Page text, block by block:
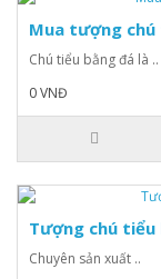
Mua tượng
Chú tiểu bằng đá là ..
0 VNĐ
Tượng chú tiểu
Chuyên sản xuất ..